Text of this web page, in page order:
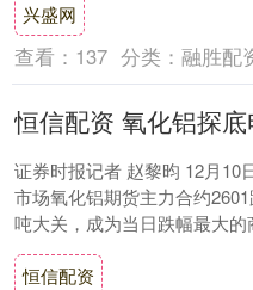
兴盛网
查看： 137 分类： 融胜配
证券时报记者 赵黎昀 12月10
市场氧化铝期货主力合约
吨大关，成为当日跌幅最大的
解铝核心材料，氧化铝市场当
恒信配资